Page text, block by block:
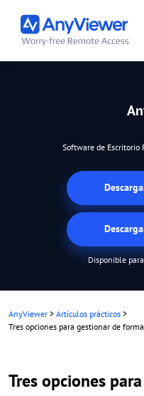
Software de Escritorio
Disponible
AnyViewer > Artículos prácticos >
Tres opciones para gestionar de
Tres opciones